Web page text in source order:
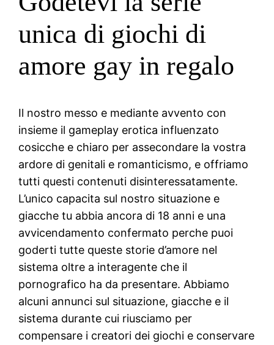
unica di giochi di
amore gay in regalo
Il nostro messo e mediante avvento con
insieme il gameplay erotica influenzato
cosicche e chiaro per assecondare la vostra
ardore di genitali e romanticismo, e offriamo
tutti questi contenuti disinteressatamente.
L’unico capacita sul nostro situazione e
giacche tu abbia ancora di 18 anni e una
avvicendamento confermato perche puoi
goderti tutte queste storie d’amore nel
sistema oltre a interagente che il
pornografico ha da presentare. Abbiamo
alcuni annunci sul situazione, giacche e il
sistema durante cui riusciamo per
compensare i creatori dei giochi e conservare